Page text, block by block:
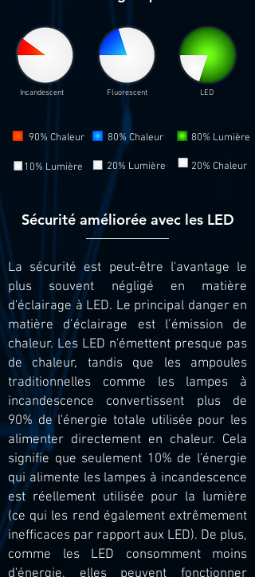
Incandescent Fluorescent LED
90% Chaleur 80% Chaleur 80% Lumière
10% Lumière 20% Lumière 20% Chaleur
Sécurité améliorée avec les LED
La sécurité est peut-être l'avantage le
plus souvent négligé en matière
d'éclairage à LED. Le principal danger en
matière d’éclairage est l’émission de
chaleur. Les LED n'émettent presque pas
de chaleur, tandis que les ampoules
traditionnelles comme les lampes à
incandescence convertissent plus de
90% de l'énergie totale utilisée pour les
alimenter directement en chaleur. Cela
signifie que seulement 10% de l'énergie
qui alimente les lampes à incandescence
est réellement utilisée pour la lumière
(ce qui les rend également extrêmement
inefficaces par rapport aux LED). De plus,
comme les LED consomment moins
d'énergie, elles peuvent fonctionner